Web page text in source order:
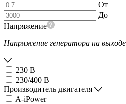
От
До
Напряжение
Напряжение генератора на выходе
230 В
230/400 В
Производитель двигателя
A-iPower